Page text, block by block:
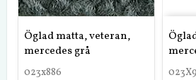
Öglad matta, veteran,
mercedes grå
023x886